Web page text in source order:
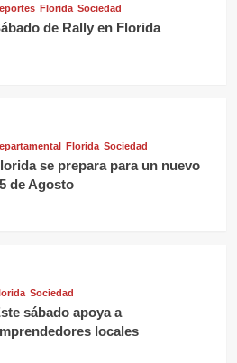
Florida Sociedad
de Rally en Florida
Florida Sociedad
se prepara para un nuevo
de Agosto
Sociedad
sábado apoya a
locales